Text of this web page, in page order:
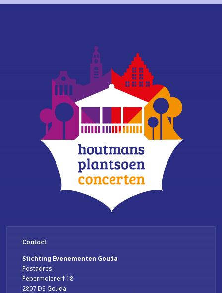
Contact
Stichting Evenementen Gouda
Postadres:
Pepermolenerf 18
2807 DS Gouda